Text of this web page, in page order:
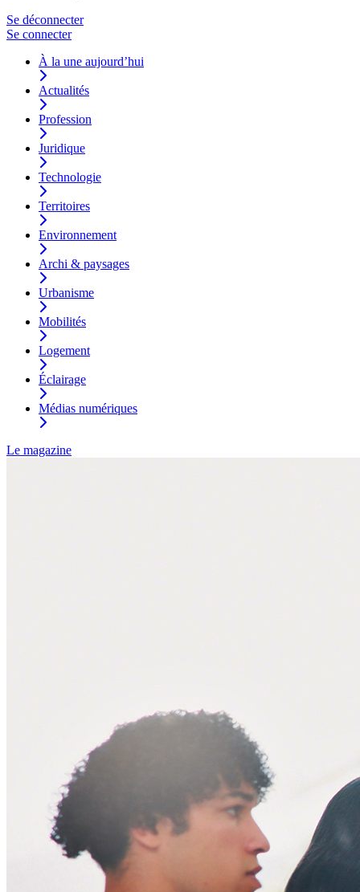
Se déconnecter
Se connecter
À la une aujourd’hui
Actualités
Profession
Juridique
Technologie
Territoires
Environnement
Archi & paysages
Urbanisme
Mobilités
Logement
Éclairage
Médias numériques
Le magazine